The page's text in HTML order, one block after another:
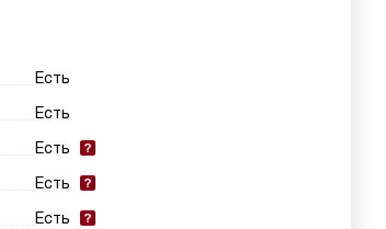
Есть
Есть
Есть
Есть
Есть